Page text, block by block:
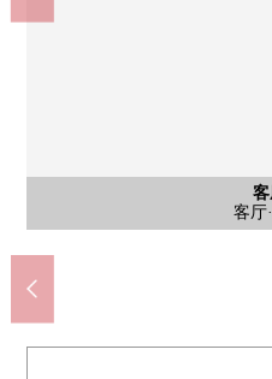
客厅
客厅
客厅
客厅
客厅
客厅
洗
洗
公
西
西式房间(约
西
西式房间(约
西
西式房间(约
门
来自朝南的阳
屋
屋
玄
玄
院子(